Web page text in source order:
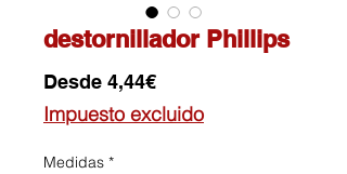
destornillador Phillips
Desde 4,44€Precio
de
oferta
Impuesto excluido
Medidas *